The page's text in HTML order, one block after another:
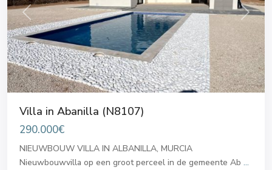
Previous Next
Villa in Abanilla (N8107)
290.000€
NIEUWBOUW VILLA IN ALBANILLA, MURCIA
Nieuwbouwvilla op een groot perceel in de gemeente Ab ...